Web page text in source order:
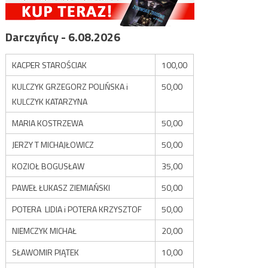
Darczyńcy - 6.08.2026
KACPER STAROŚCIAK
100,00
KULCZYK GRZEGORZ POLIŃSKA i
KULCZYK KATARZYNA
50,00
MARIA KOSTRZEWA
50,00
JERZY T MICHAJŁOWICZ
50,00
KOZIOŁ BOGUSŁAW
35,00
PAWEŁ ŁUKASZ ZIEMIAŃSKI
50,00
POTERA LIDIA i POTERA KRZYSZTOF
50,00
NIEMCZYK MICHAŁ
20,00
SŁAWOMIR PIĄTEK
10,00